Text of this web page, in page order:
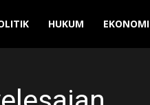
HUKUM EKONOMI